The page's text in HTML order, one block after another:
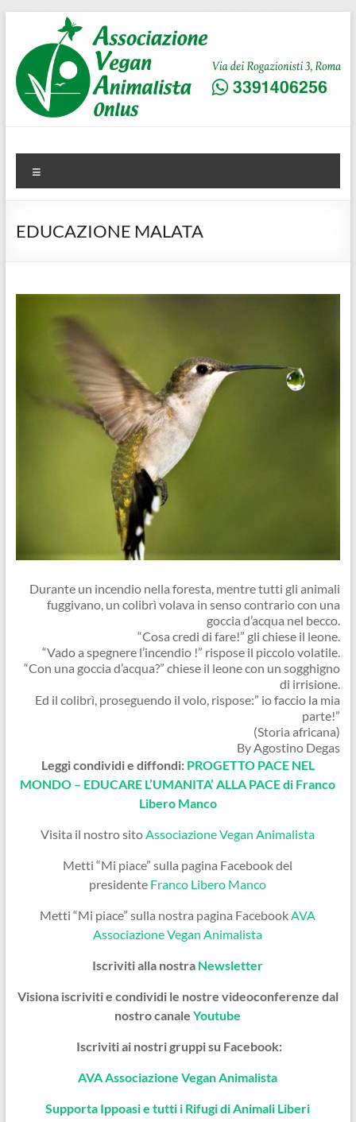
contenuto
AVA
Associazione Vegan Animalista
EDUCAZIONE MALATA
Durante un incendio nella foresta, mentre tutti gli animali
fuggivano, un colibrì volava in senso contrario con una
goccia d’acqua nel becco.
“Cosa credi di fare!” gli chiese il leone.
“Vado a spegnere l’incendio !” rispose il piccolo volatile.
“Con una goccia d’acqua?” chiese il leone con un sogghigno
di irrisione.
Ed il colibrì, proseguendo il volo, rispose:” io faccio la mia
parte!”
(Storia africana)
By Agostino Degas
Leggi condividi e diffondi: PROGETTO PACE NEL
MONDO – EDUCARE L’UMANITA’ ALLA PACE di Franco
Libero Manco
Visita il nostro sitoAssociazione Vegan Animalista
Metti “Mi piace” sulla pagina Facebook del
presidente Franco Libero Manco
Metti “Mi piace” sulla nostra pagina FacebookAVA
Associazione Vegan Animalista
Iscriviti alla nostra Newsletter
Visiona iscriviti e condividi le nostre videoconferenze dal
nostro canaleYoutube
Iscriviti ai nostri gruppi su Facebook:
AVA Associazione Vegan Animalista
Supporta Ippoasi e tutti i Rifugi di Animali Liberi